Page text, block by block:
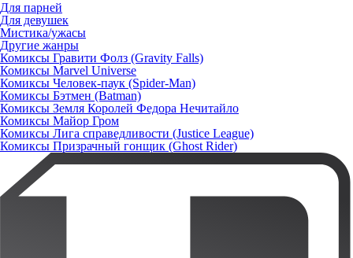
Для парней
Для девушек
Мистика/ужасы
Другие жанры
Комиксы Гравити Фолз (Gravity Falls)
Комиксы Marvel Universe
Комиксы Человек-паук (Spider-Man)
Комиксы Бэтмен (Batman)
Комиксы Земля Королей Федора Нечитайло
Комиксы Майор Гром
Комиксы Лига справедливости (Justice League)
Комиксы Призрачный гонщик (Ghost Rider)